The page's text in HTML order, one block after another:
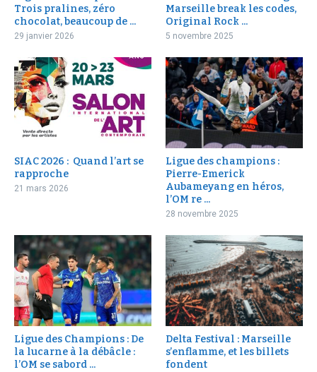
Trois pralines, zéro
chocolat, beaucoup de ...
29 janvier 2026
Marseille break les codes,
Original Rock ...
5 novembre 2025
SIAC 2026 : Quand l’art se
rapproche
21 mars 2026
Ligue des champions :
Pierre-Emerick
Aubameyang en héros,
l’OM re ...
28 novembre 2025
Ligue des Champions : De
la lucarne à la débâcle :
l’OM se sabord ...
Delta Festival : Marseille
s’enflamme, et les billets
fondent